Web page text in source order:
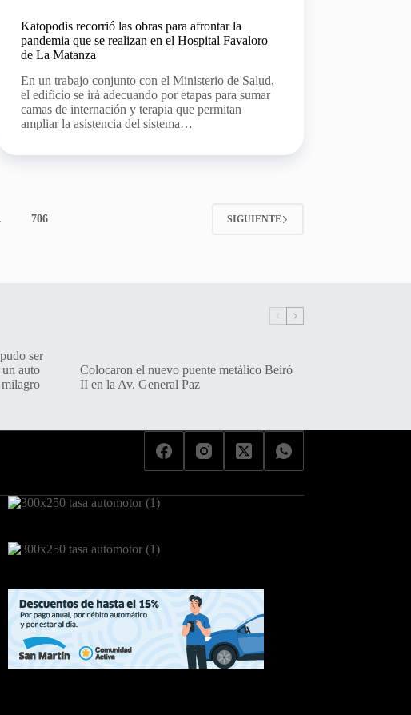
Katopodis recorrió las obras para afrontar la
pandemia que se realizan en el Hospital Favaloro
de La Matanza
En un trabajo conjunto con el Ministerio de Salud,
el edificio se irá adecuando por etapas para sumar
camas de internación y terapia que permitan
ampliar la asistencia del sistema…
706 SIGUIENTE
ser
auto
Colocaron el nuevo puente metálico Beiró
II en la Av. General Paz